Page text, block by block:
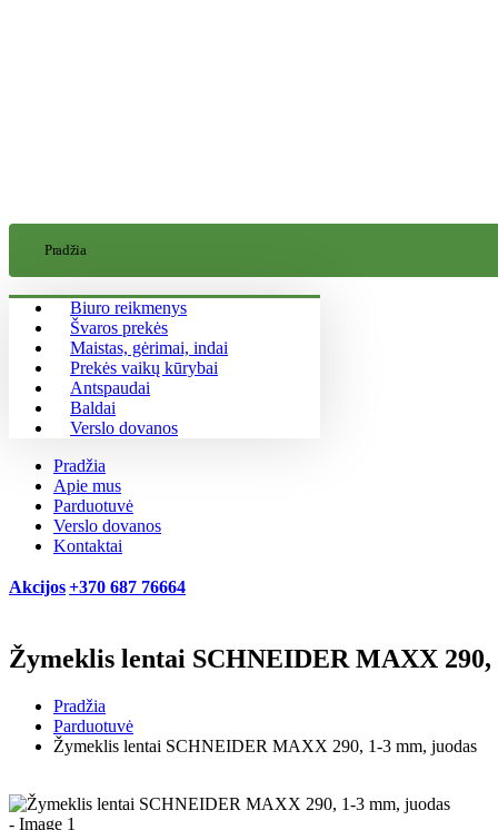
Pradžia
Biuro reikmenys
Švaros prekės
Maistas, gėrimai, indai
Prekės vaikų kūrybai
Antspaudai
Baldai
Verslo dovanos
Pradžia
Apie mus
Parduotuvė
Verslo dovanos
Kontaktai
Akcijos+370 687 76664
Žymeklis lentai SCHNEIDER MAXX 290,
Pradžia
Parduotuvė
Žymeklis lentai SCHNEIDER MAXX 290, 1-3 mm, juodas